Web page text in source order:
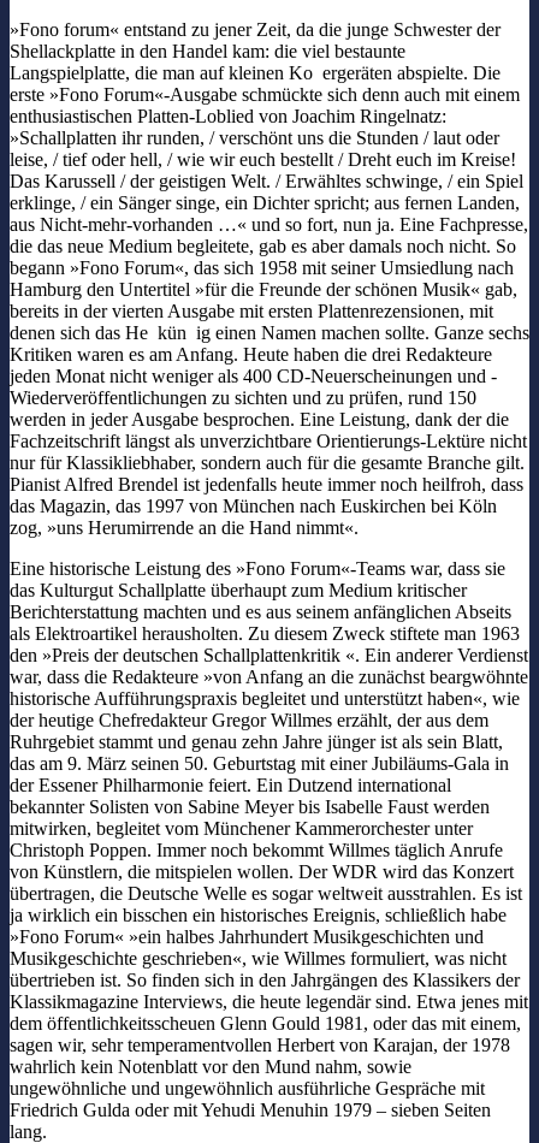
»Fono forum« entstand zu jener Zeit, da die junge Schwester der
Shellackplatte in den Handel kam: die viel bestaunte
Langspielplatte, die man auf kleinen Ko ergeräten abspielte. Die
erste »Fono Forum«-Ausgabe schmückte sich denn auch mit einem
enthusiastischen Platten-Loblied von Joachim Ringelnatz:
»Schallplatten ihr runden, / verschönt uns die Stunden / laut oder
leise, / tief oder hell, / wie wir euch bestellt / Dreht euch im Kreise!
Das Karussell / der geistigen Welt. / Erwähltes schwinge, / ein Spiel
erklinge, / ein Sänger singe, ein Dichter spricht; aus fernen Landen,
aus Nicht-mehr-vorhanden …« und so fort, nun ja. Eine Fachpresse,
die das neue Medium begleitete, gab es aber damals noch nicht. So
begann »Fono Forum«, das sich 1958 mit seiner Umsiedlung nach
Hamburg den Untertitel »für die Freunde der schönen Musik« gab,
bereits in der vierten Ausgabe mit ersten Plattenrezensionen, mit
denen sich das He kün ig einen Namen machen sollte. Ganze sechs
Kritiken waren es am Anfang. Heute haben die drei Redakteure
jeden Monat nicht weniger als 400 CD-Neuerscheinungen und -
Wiederveröffentlichungen zu sichten und zu prüfen, rund 150
werden in jeder Ausgabe besprochen. Eine Leistung, dank der die
Fachzeitschrift längst als unverzichtbare Orientierungs-Lektüre nicht
nur für Klassikliebhaber, sondern auch für die gesamte Branche gilt.
Pianist Alfred Brendel ist jedenfalls heute immer noch heilfroh, dass
das Magazin, das 1997 von München nach Euskirchen bei Köln
zog, »uns Herumirrende an die Hand nimmt«.
Eine historische Leistung des »Fono Forum«-Teams war, dass sie
das Kulturgut Schallplatte überhaupt zum Medium kritischer
Berichterstattung machten und es aus seinem anfänglichen Abseits
als Elektroartikel herausholten. Zu diesem Zweck stiftete man 1963
den »Preis der deutschen Schallplattenkritik «. Ein anderer Verdienst
war, dass die Redakteure »von Anfang an die zunächst beargwöhnte
historische Aufführungspraxis begleitet und unterstützt haben«, wie
der heutige Chefredakteur Gregor Willmes erzählt, der aus dem
Ruhrgebiet stammt und genau zehn Jahre jünger ist als sein Blatt,
das am 9. März seinen 50. Geburtstag mit einer Jubiläums-Gala in
der Essener Philharmonie feiert. Ein Dutzend international
bekannter Solisten von Sabine Meyer bis Isabelle Faust werden
mitwirken, begleitet vom Münchener Kammerorchester unter
Christoph Poppen. Immer noch bekommt Willmes täglich Anrufe
von Künstlern, die mitspielen wollen. Der WDR wird das Konzert
übertragen, die Deutsche Welle es sogar weltweit ausstrahlen. Es ist
ja wirklich ein bisschen ein historisches Ereignis, schließlich habe
»Fono Forum« »ein halbes Jahrhundert Musikgeschichten und
Musikgeschichte geschrieben«, wie Willmes formuliert, was nicht
übertrieben ist. So finden sich in den Jahrgängen des Klassikers der
Klassikmagazine Interviews, die heute legendär sind. Etwa jenes mit
dem öffentlichkeitsscheuen Glenn Gould 1981, oder das mit einem,
sagen wir, sehr temperamentvollen Herbert von Karajan, der 1978
wahrlich kein Notenblatt vor den Mund nahm, sowie
ungewöhnliche und ungewöhnlich ausführliche Gespräche mit
Friedrich Gulda oder mit Yehudi Menuhin 1979 – sieben Seiten
lang.